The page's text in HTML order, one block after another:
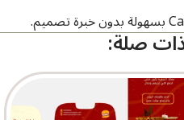
صلة: